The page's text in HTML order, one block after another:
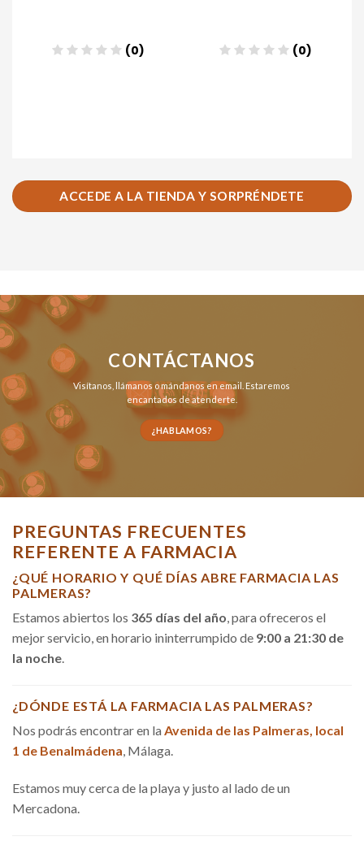
ACCEDE A LA TIENDA Y SORPRÉNDETE
CONTÁCTANOS
Visítanos, llámanosomándanos en email . Estaremos
encantados de atenderte.
¿HABLAMOS?
PREGUNTAS FRECUENTES
REFERENTE A FARMACIA
¿QUÉ HORARIO Y QUÉ DÍAS ABRE FARMACIA LAS
PALMERAS?
Estamos abiertos los 365 días del año, para ofreceros el
mejor servicio, en horario ininterrumpido de 9:00 a 21:30 de
la noche.
¿DÓNDE ESTÁ LA FARMACIA LAS PALMERAS?
Nos podrás encontrar en la Avenida de las Palmeras, local
1 de Benalmádena, Málaga.
Estamos muy cerca de la playa y justo al lado de un
Mercadona.